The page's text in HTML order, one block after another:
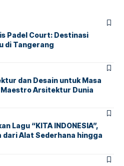
Padel Court: Destinasi
di Tangerang
dan Desain untuk Masa
Maestro Arsitektur Dunia
Lagu “KITA INDONESIA”,
dari Alat Sederhana hingga